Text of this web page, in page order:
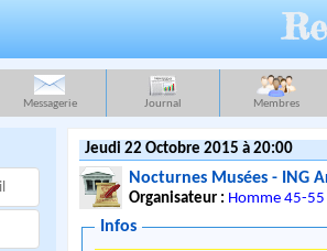
Messagerie Journal Membres
Jeudi 22 Octobre 2015 à 20:00
Nocturnes Musées - ING
Organisateur : Homme 45-55
Infos